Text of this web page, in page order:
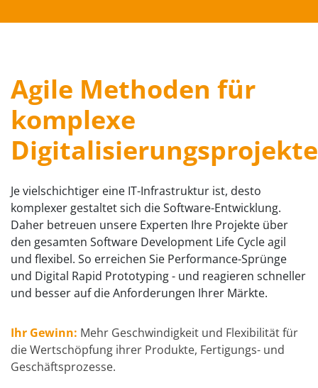
Agile Methoden für
komplexe
Digitalisierungsprojekte
Je vielschichtiger eine IT-Infrastruktur ist, desto
komplexer gestaltet sich die Software-Entwicklung.
Daher betreuen unsere Experten Ihre Projekte über
den gesamten Software Development Life Cycle agil
und flexibel. So erreichen Sie Performance-Sprünge
und Digital Rapid Prototyping - und reagieren schneller
und besser auf die Anforderungen Ihrer Märkte.
Ihr Gewinn: Mehr Geschwindigkeit und Flexibilität für
die Wertschöpfung ihrer Produkte, Fertigungs- und
Geschäftsprozesse.